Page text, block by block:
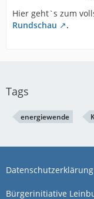
Hier geht`s zum
Rundschau
.
Tags
energiewende
Datenschutzerklärung
Bürgerinitiative